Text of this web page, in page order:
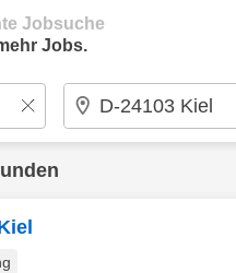
Jobsuche
Jobs.